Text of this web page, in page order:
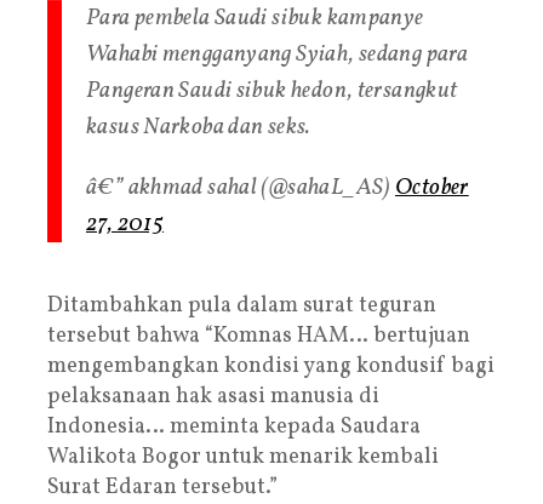
Para pembela Saudi sibuk kampanye
Wahabi mengganyang Syiah, sedang para
Pangeran Saudi sibuk hedon, tersangkut
kasus Narkoba dan seks.
â€” akhmad sahal (@sahaL_AS)October
27, 2015
Ditambahkan pula dalam surat teguran
tersebut bahwa “Komnas HAM… bertujuan
mengembangkan kondisi yang kondusif bagi
pelaksanaan hak asasi manusia di
Indonesia… meminta kepada Saudara
Walikota Bogor untuk menarik kembali
Surat Edaran tersebut.”